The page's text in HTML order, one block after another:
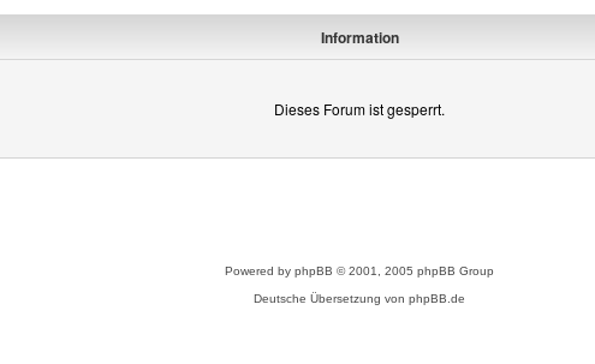
Information
Dieses Forum ist gesperrt.
Powered by phpBB © 2001, 2005 phpBB Group
Deutsche Übersetzung von phpBB.de